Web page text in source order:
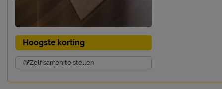
Hoogste korting
Zelf samen te stellen